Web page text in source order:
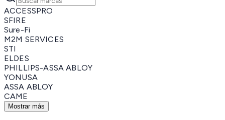
ACCESSPRO
SFIRE
Sure-Fi
M2M SERVICES
STI
ELDES
PHILLIPS-ASSA ABLOY
YONUSA
ASSA ABLOY
CAME
Mostrar más